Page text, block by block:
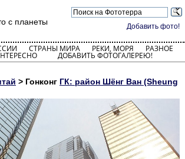
Добавить фото!
с планеты
СТРАНЫ МИРА РЕКИ, МОРЯ РАЗНОЕ
ДОБАВИТЬ ФОТОГАЛЕРЕЮ!
> Гонконг ГК: район Шёнг Ван (Sheung